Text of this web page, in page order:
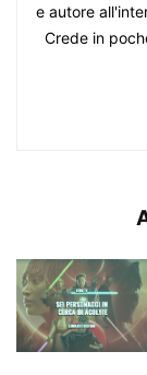
e autore
Crede in